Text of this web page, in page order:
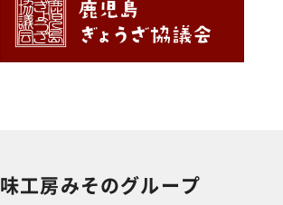
味工房みそのグループ